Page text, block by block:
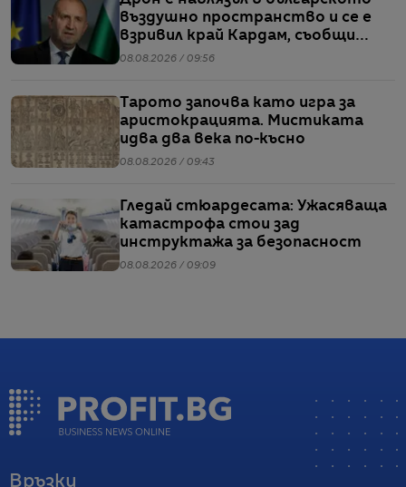
въздушно пространство и се е
взривил край Кардам, съобщи
Радев
08.08.2026 / 09:56
Тарото започва като игра за
аристокрацията. Мистиката
идва два века по-късно
08.08.2026 / 09:43
Гледай стюардесата: Ужасяваща
катастрофа стои зад
инструктажа за безопасност
08.08.2026 / 09:09
Връзки